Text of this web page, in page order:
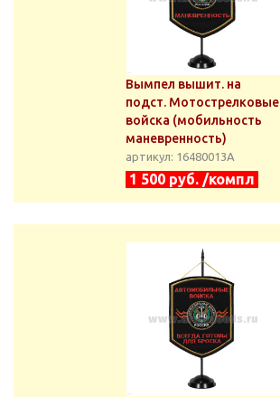
Вымпел вышит. на
подст. Мотострелковые
войска (мобильность
маневренность)
артикул: 16480013А
1 500 руб. /компл